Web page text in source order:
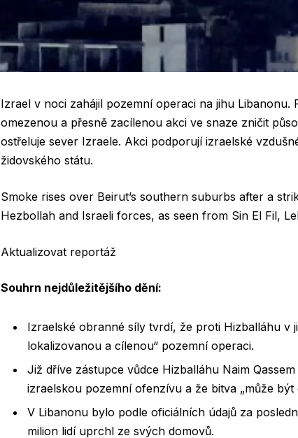
Izrael v noci zahájil pozemní operaci na jihu Libanonu.
omezenou a přesně zacílenou akci ve snaze zničit
ostřeluje sever Izraele. Akci podporují izraelské
židovského státu.
Smoke rises over Beirut’s southern suburbs after a
Hezbollah and Israeli forces, as seen from Sin El Fil,
Aktualizovat reportáž
Souhrn nejdůležitějšího dění:
Izraelské obranné síly tvrdí, že proti Hizballáhu v
lokalizovanou a cílenou“ pozemní operaci.
Již dříve zástupce vůdce Hizballáhu Naim
izraelskou pozemní ofenzívu a že bitva „může být
V Libanonu bylo podle oficiálních údajů za
milion lidí uprchl ze svých domovů.